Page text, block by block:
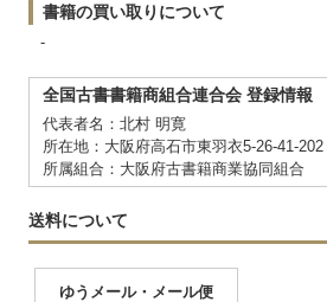
書籍の買い取りについて
-
全国古書書籍商組合連合会 登録情報
代表者名：北村 明寛
所在地：大阪府高石市東羽衣5-26-41-202
所属組合：大阪府古書籍商業協同組合
送料について
ゆうメール・メール便